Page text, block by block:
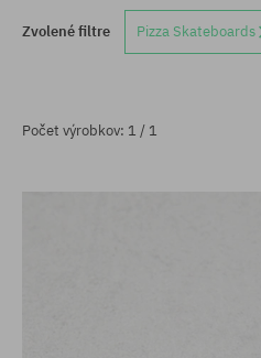
Zvolené filtre Pizza Skateboards
Počet výrobkov: 1 / 1